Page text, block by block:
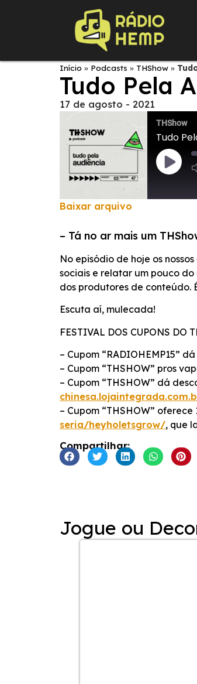
Início » Podcasts » THShow »
Tudo Pela
17 de agosto - 2021
THShow
Tudo
FEED RSS
INCORPORAR
Baixar arquivo
– Tá no ar mais um
No episódio de hoje os
sociais e relatar um pouco
dos produtores de conteúdo.
Escuta aí, mulecada!
FESTIVAL DOS CUPONS DO
– Cupom “RADIOHEMP15”
– Cupom “THSHOW” pros
– Cupom “THSHOW” dá
– Cupom “THSHOW”
seria/heyholetsgrow/, que
Compartilhar:
Jogue ou